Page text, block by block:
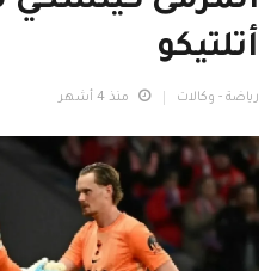
أتلتيكو
رياضة - وكالات منذ 4 أشهر